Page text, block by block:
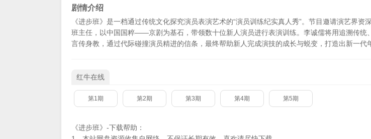
剧情介绍
《进步班》是一档通过传统文化探究演员表演艺术的“演员训练纪实真人秀”。节目邀请演艺界资
班主任，以中国国粹——京剧为基石，带领数十位新人演员进行表演训练。李诚儒将用追溯传统
言传身教，通过代际碰撞演员精进的信条，最终帮助新人完成演技的成长与蜕变，打造出新一代
红牛在线
第1期 第2期 第3期 第4期 第5期
《进步班》-下载帮助：